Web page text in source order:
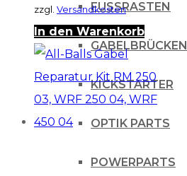
FUSSRASTEN
GABELBRÜCKEN
KICKSTARTER
OPTIK PARTS
POWERPARTS
zzgl. Versandkosten
In den Warenkorb